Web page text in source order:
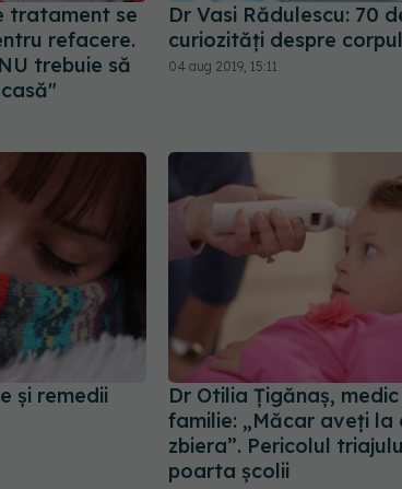
tratament se
refacere.
trebuie să
Dr Vasi Rădulescu: 70
curiozități despre
04 aug 2019, 15:11
și remedii
Dr Otilia Țigănaș,
familie: „Măcar aveți la
zbiera”. Pericolul
poarta școlii